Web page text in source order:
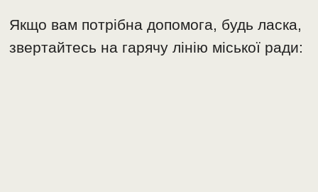
Якщо вам потрібна допомога, будь ласка,
звертайтесь на гарячу лінію міської ради: